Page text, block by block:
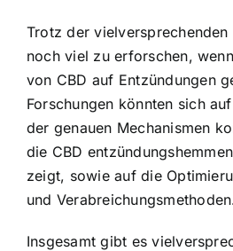
Trotz der
noch viel zu erforschen,
von CBD auf Entzündungen
Forschungen könnten sich
der genauen Mechanismen
die CBD
zeigt, sowie auf die
und
Insgesamt gibt es